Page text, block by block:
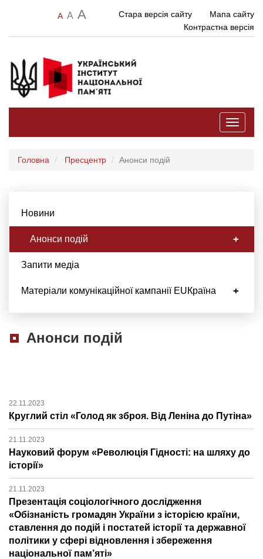
A A A Стара версія сайту
Мапа сайту
Контрастна версія
Toggle
Головна Пресцентр Анонси подій
Новини
Анонси подій
Запити медіа
Матеріали комунікаційної кампанії EUКраїна
Анонси подій
22.11.2023
Круглий стіл «Голод як зброя. Від Леніна до Путіна»
21.11.2023
Науковий форум «Революція Гідності: на шляху до
історії»
21.11.2023
Презентація соціологічного дослідження
«Обізнаність громадян України з історією країни,
ставлення до подій і постатей історії та державної
політики у сфері відновлення і збереження
національної пам’яті»